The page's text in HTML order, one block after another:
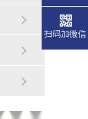
扫码加微信